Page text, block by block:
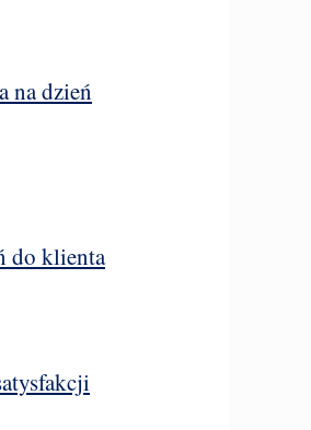
na dzień
do klienta